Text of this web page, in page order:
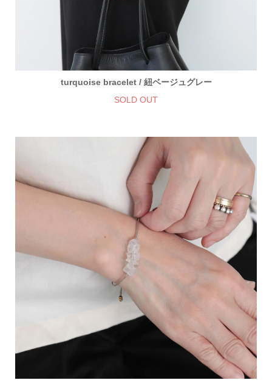
turquoise bracelet / 紐ベージュグレー
SOLD OUT